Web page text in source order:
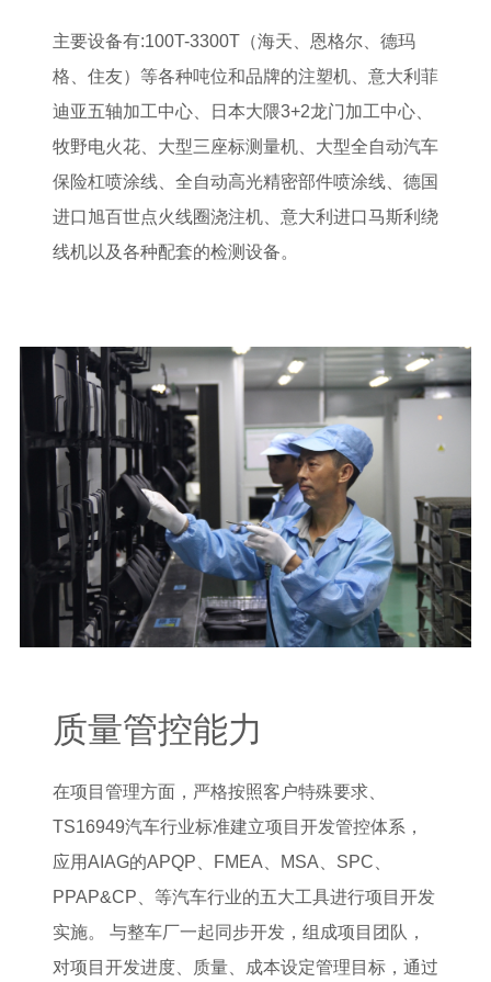
主要设备有:100T-3300T（海天、恩格尔、德玛
格、住友）等各种吨位和品牌的注塑机、意大利菲
迪亚五轴加工中心、日本大隈3+2龙门加工中心、
牧野电火花、大型三座标测量机、大型全自动汽车
保险杠喷涂线、全自动高光精密部件喷涂线、德国
进口旭百世点火线圈浇注机、意大利进口马斯利绕
线机以及各种配套的检测设备。
质量管控能力
在项目管理方面，严格按照客户特殊要求、
TS16949汽车行业标准建立项目开发管控体系，
应用AIAG的APQP、FMEA、MSA、SPC、
PPAP&CP、等汽车行业的五大工具进行项目开发
实施。 与整车厂一起同步开发，组成项目团队，
对项目开发进度、质量、成本设定管理目标，通过